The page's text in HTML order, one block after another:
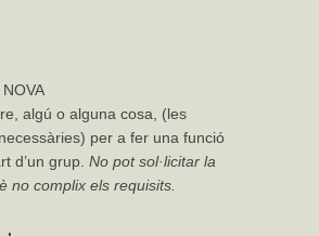
algú o alguna cosa, (les
per a fer una funció
d’un grup.No pot sol·licitar la
no complix els requisits.